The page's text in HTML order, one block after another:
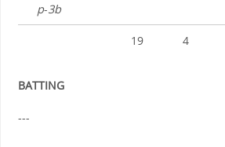
p-3b
19 4
BATTING
---